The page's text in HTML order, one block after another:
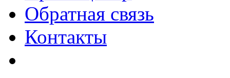
Обратная связь
Контакты